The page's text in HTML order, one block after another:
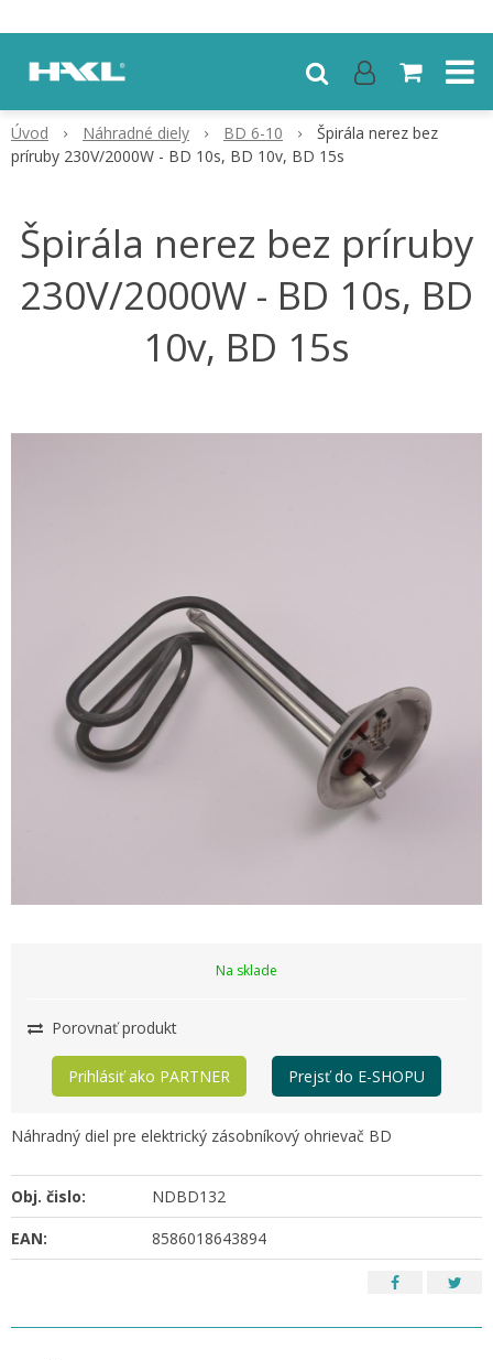
Úvod Náhradné diely BD 6-10
Špirála nerez bez
príruby 230V/2000W - BD 10s, BD 10v, BD 15s
Špirála nerez bez príruby
230V/2000W - BD 10s, BD
10v, BD 15s
Na sklade
Porovnať produkt
Prihlásiť ako PARTNER Prejsť do E-SHOPU
Náhradný diel pre elektrický zásobníkový ohrievač BD
Obj. čislo:
NDBD132
EAN:
8586018643894